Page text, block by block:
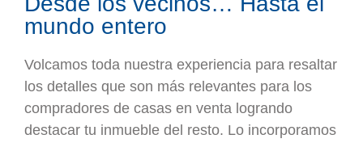
mundo entero
Volcamos toda nuestra experiencia para resaltar
los detalles que son más relevantes para los
compradores de casas en venta logrando
destacar tu inmueble del resto. Lo incorporamos